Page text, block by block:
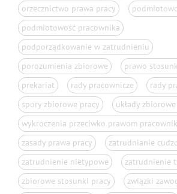
orzecznictwo prawa pracy
podmiotowość pracownika
podporządkowanie w zatrudnieniu
porozumienia zbiorowe
prawo
prekariat
rady pracownicze
rady
spory zbiorowe pracy
układy
wykroczenia przeciwko prawom
zasady prawa pracy
zatrudnianie
zatrudnienie nietypowe
zatrudnienie
zbiorowe stosunki pracy
związki